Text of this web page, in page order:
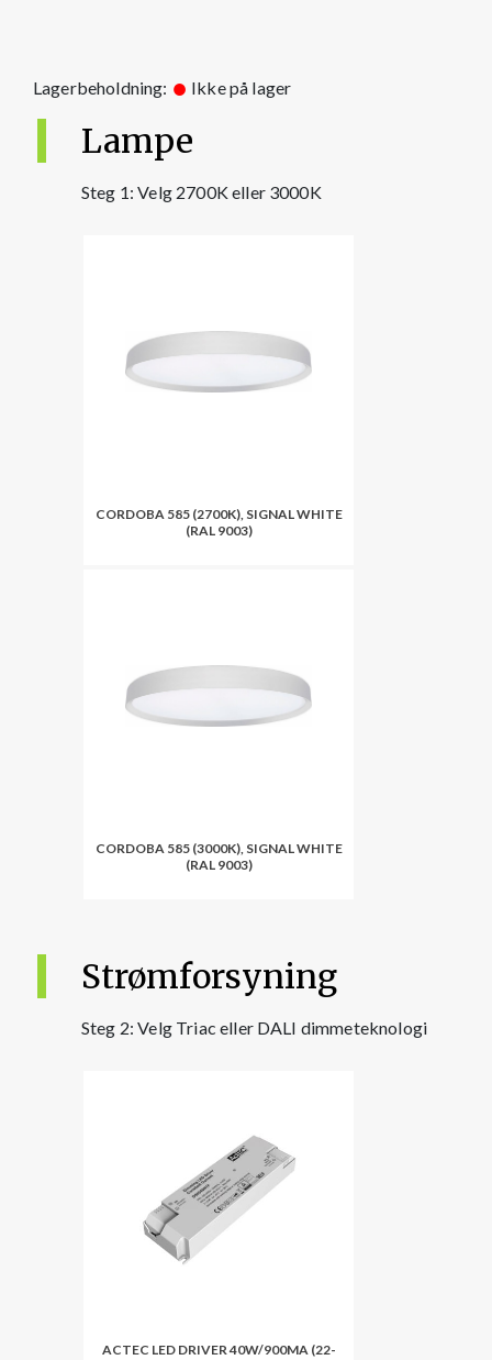
Lagerbeholdning: Ikke på lager
Lampe
Steg 1: Velg 2700K eller 3000K
CORDOBA 585 (2700K), SIGNAL WHITE
(RAL 9003)
CORDOBA 585 (3000K), SIGNAL WHITE
(RAL 9003)
Strømforsyning
Steg 2: Velg Triac eller DALI dimmeteknologi
ACTEC LED DRIVER 40W/900MA (22-